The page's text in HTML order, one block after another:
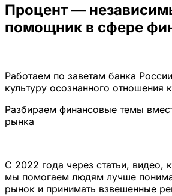
Процент —
помощник в сфере
Работаем по заветам банка
культуру осознанного отношения
Разбираем финансовые темы
рынка
С 2022 года через статьи, видео,
мы помогаем людям лучше
рынок и принимать взвешенные